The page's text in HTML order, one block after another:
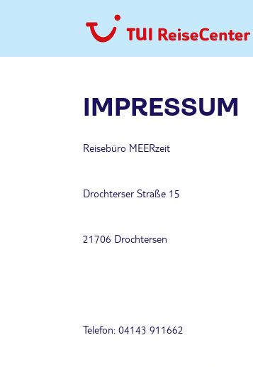
IMPRESSUM
Reisebüro MEERzeit
Drochterser Straße 15
21706 Drochtersen
Telefon: 04143 911662